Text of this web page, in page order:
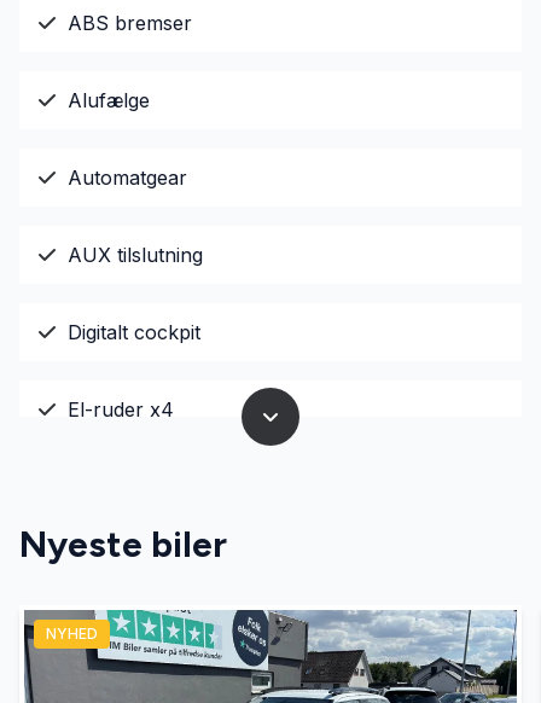
ABS bremser
Alufælge
Automatgear
AUX tilslutning
Digitalt cockpit
El-ruder x4
Fuld LED forlygter
Fuldautomatisk klimaanlæg
Nyeste biler
NYHED